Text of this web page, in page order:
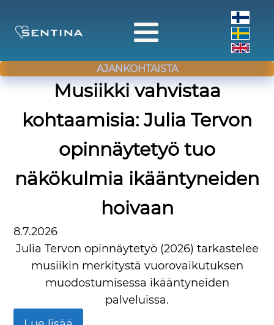
AJANKOHTAISTA
Musiikki vahvistaa
kohtaamisia: Julia Tervon
opinnäytetyö tuo
näkökulmia ikääntyneiden
hoivaan
8.7.2026
Julia Tervon opinnäytetyö (2026) tarkastelee
musiikin merkitystä vuorovaikutuksen
muodostumisessa ikääntyneiden
palveluissa.